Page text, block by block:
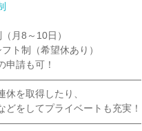
月8～10日）
ト制（希望休あり）
申請も可！
休を取得したり、
どをしてプライベートも充実！